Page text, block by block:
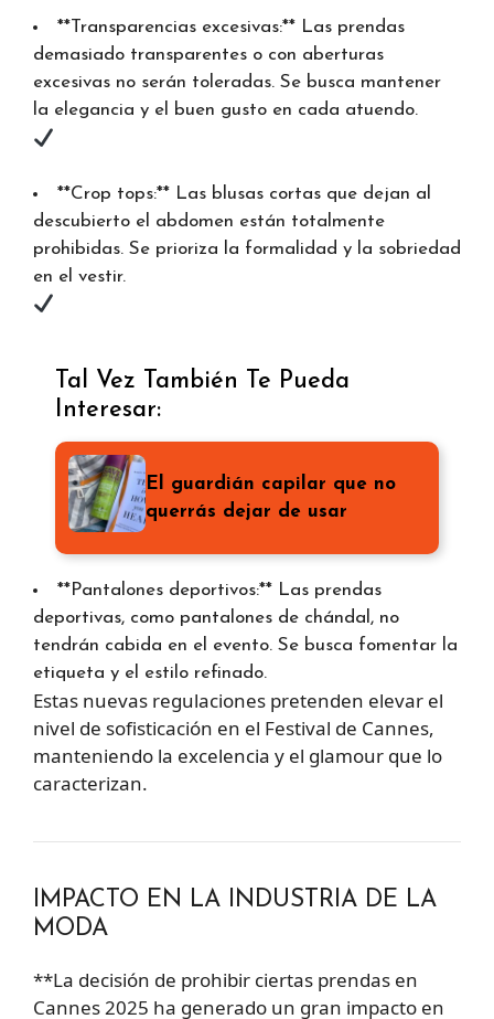
**Transparencias excesivas:** Las prendas
demasiado transparentes o con aberturas
excesivas no serán toleradas. Se busca mantener
la elegancia y el buen gusto en cada atuendo.
**Crop tops:** Las blusas cortas que dejan al
descubierto el abdomen están totalmente
prohibidas. Se prioriza la formalidad y la sobriedad
en el vestir.
Tal Vez También Te Pueda
Interesar:
El guardián capilar que no
querrás dejar de usar
**Pantalones deportivos:** Las prendas
deportivas, como pantalones de chándal, no
tendrán cabida en el evento. Se busca fomentar la
etiqueta y el estilo refinado.
Estas nuevas regulaciones pretenden elevar el
nivel de sofisticación en el Festival de Cannes,
manteniendo la excelencia y el glamour que lo
caracterizan.
IMPACTO EN LA INDUSTRIA DE LA
MODA
**La decisión de prohibir ciertas prendas en
Cannes 2025 ha generado un gran impacto en